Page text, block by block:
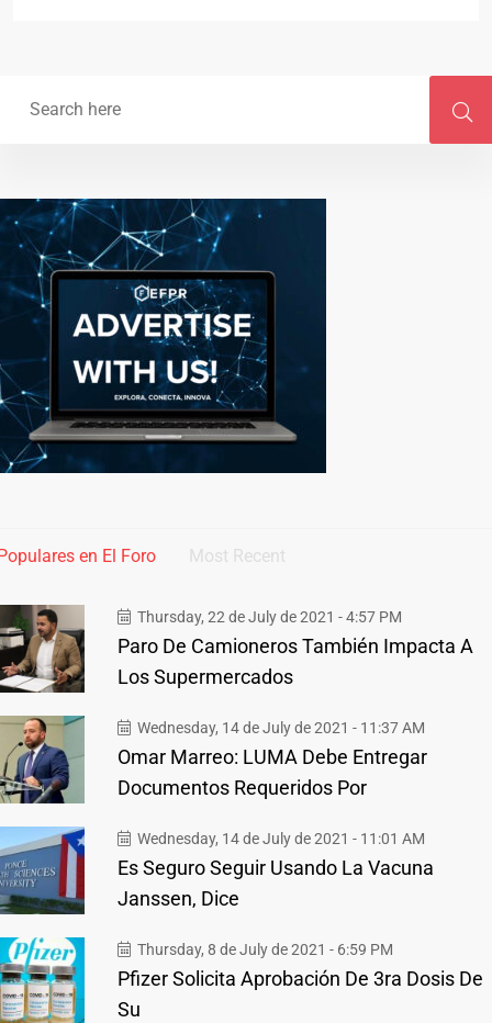
en El Foro Most Recent
Thursday, 22 de July de 2021 - 4:57 PM
Paro De Camioneros También Impacta A
Los Supermercados
Wednesday, 14 de July de 2021 - 11:37 AM
Omar Marreo: LUMA Debe Entregar
Documentos Requeridos Por
Wednesday, 14 de July de 2021 - 11:01 AM
Es Seguro Seguir Usando La Vacuna
Janssen, Dice
Thursday, 8 de July de 2021 - 6:59 PM
Pfizer Solicita Aprobación De 3ra Dosis De
Su